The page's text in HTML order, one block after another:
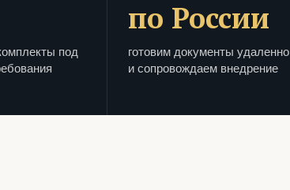
под
по России
готовим документы удаленно
и сопровождаем внедрение